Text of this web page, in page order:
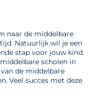
naar de middelbare
Natuurlijk wil je een
stap voor jouw kind.
scholen in
de middelbare
Veel succes met deze